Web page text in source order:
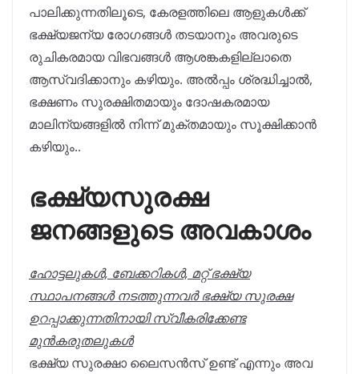
പാലിക്കുന്നതിലൂടെ, കേരളത്തിലെ ആളുകൾക്ക്
ഭക്ഷ്യജന്യ രോഗങ്ങൾ തടയാനും അവരുടെ
രുചികരമായ വിഭവങ്ങൾ ആശങ്കകളില്ലാതെ
ആസ്വദിക്കാനും കഴിയും. അൽപ്പം ശ്രദ്ധിച്ചാൽ,
ഭക്ഷണം സുരക്ഷിതമായും ദോഷകരമായ
മാലിന്യങ്ങളിൽ നിന്ന് മുക്തമായും സൂക്ഷിക്കാൻ
കഴിയും..
ഭക്ഷ്യസുരക്ഷ
ജനങ്ങളുടെ അവകാശം
ഹോട്ടലുകൾ, ബേക്കറികൾ, മറ്റ് ഭക്ഷ്യ
സ്ഥാപനങ്ങൾ നടത്തുന്നവർ ഭക്ഷ്യ സുരക്ഷ
ഉറപ്പാക്കുന്നതിനായി സ്വീകരിക്കേണ്ട
മുൻകരുതലുകൾ
ഭക്ഷ്യ സുരക്ഷാ ലൈസൻസ് ഉണ്ട് എന്നും അവ